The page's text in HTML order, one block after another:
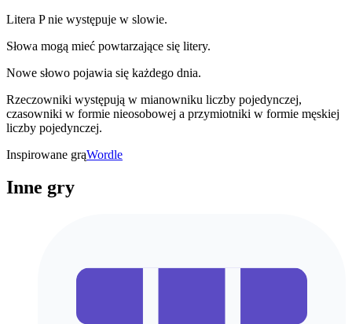
Litera P nie występuje w slowie.
Słowa mogą mieć powtarzające się litery.
Nowe słowo pojawia się każdego dnia.
Rzeczowniki występują w mianowniku liczby pojedynczej,
czasowniki w formie nieosobowej a przymiotniki w formie męskiej
liczby pojedynczej.
Inspirowane grąWordle
Inne gry